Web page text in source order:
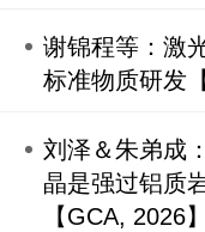
谢锦程等：激
标准物质研发
刘泽＆朱弟成
晶是强过铝质
【GCA, 2026】